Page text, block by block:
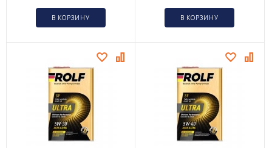
В КОРЗИНУ В КОРЗИНУ